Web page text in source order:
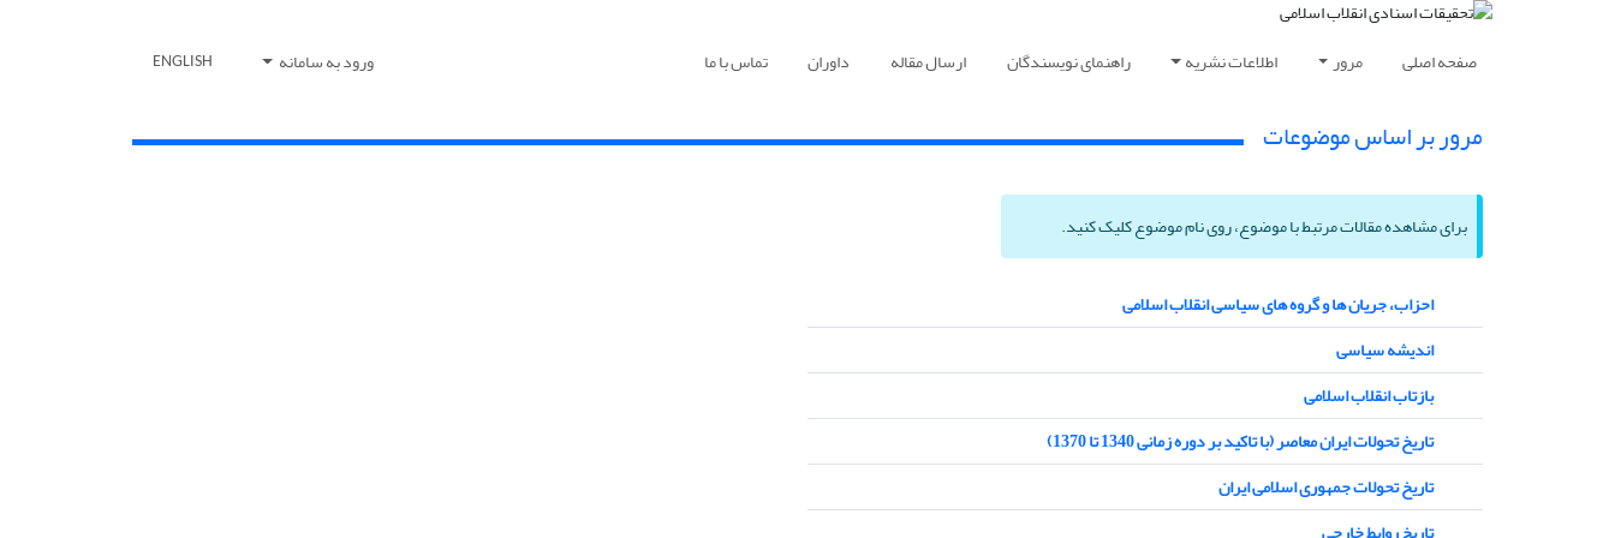
صفحه اصلی مرور اطلاعات نشریه راهنمای نویسندگان ارسال مقاله داوران تماس با ما ورود به سامانه ENGLISH
مرور بر اساس موضوعات
برای مشاهده مقالات مرتبط با موضوع، روی نام موضوع کلیک کنید.
احزاب، جریان ها و گروه های سیاسی انقلاب اسلامی
اندیشه سیاسی
بازتاب انقلاب اسلامی
تاریخ تحولات ایران معاصر (با تاکید بر دوره زمانی 1340 تا 1370)
تاریخ تحولات جمهوری اسلامی ایران